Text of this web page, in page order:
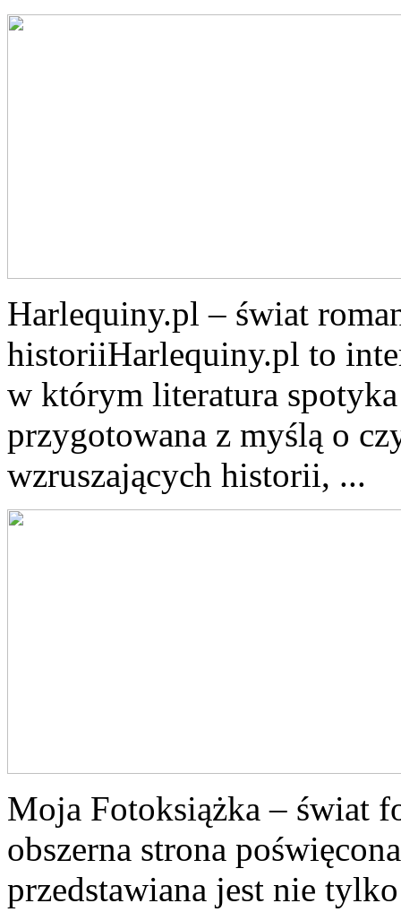
Harlequiny.pl – świat
historiiHarlequiny.pl to
w którym literatura spotyka
przygotowana z myślą o
wzruszających historii, ...
Moja Fotoksiążka – świat
obszerna strona
przedstawiana jest nie